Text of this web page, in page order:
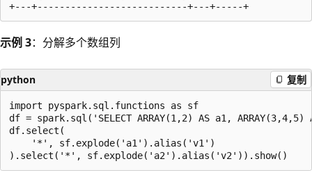
示例 3：分解多个数组列
python 复制
import pyspark.sql.functions as sf
df = spark.sql('SELECT ARRAY(1,2) AS a1, ARRAY(3,4,5)
df.select(
    '*', sf.explode('a1').alias('v1')